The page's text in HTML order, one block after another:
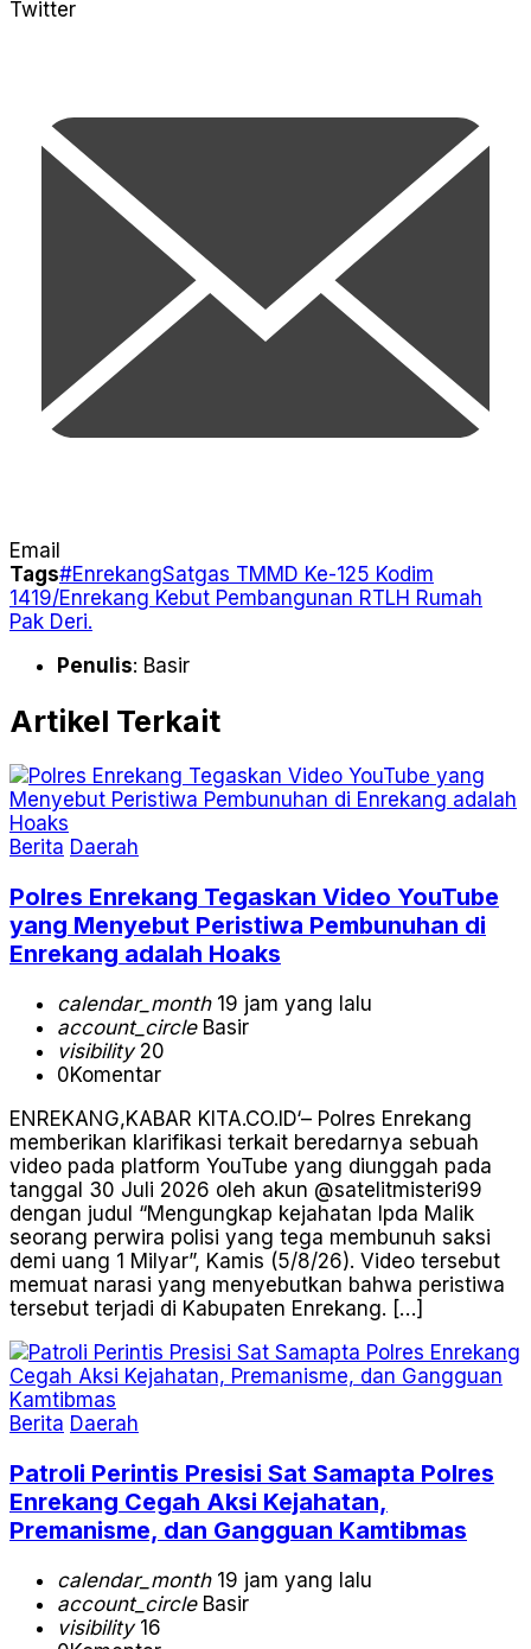
Twitter
Email
Tags#EnrekangSatgas TMMD Ke-125 Kodim
1419/Enrekang Kebut Pembangunan RTLH Rumah
Pak Deri.
Penulis: Basir
Artikel Terkait
Berita Daerah
Polres Enrekang Tegaskan Video YouTube
yang Menyebut Peristiwa Pembunuhan di
Enrekang adalah Hoaks
calendar_month19 jam yang lalu
account_circleBasir
visibility20
0Komentar
ENREKANG,KABAR KITA.CO.ID‘– Polres Enrekang
memberikan klarifikasi terkait beredarnya sebuah
video pada platform YouTube yang diunggah pada
tanggal 30 Juli 2026 oleh akun @satelitmisteri99
dengan judul “Mengungkap kejahatan Ipda Malik
seorang perwira polisi yang tega membunuh saksi
demi uang 1 Milyar”, Kamis (5/8/26). Video tersebut
memuat narasi yang menyebutkan bahwa peristiwa
tersebut terjadi di Kabupaten Enrekang. […]
Berita Daerah
Patroli Perintis Presisi Sat Samapta Polres
Enrekang Cegah Aksi Kejahatan,
Premanisme, dan Gangguan Kamtibmas
calendar_month19 jam yang lalu
account_circleBasir
visibility16